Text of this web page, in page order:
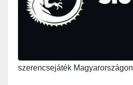
szerencsejáték Magyarországon